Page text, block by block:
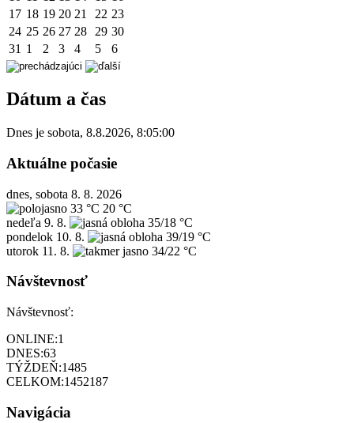
17 18 19 20 21 22 23
24 25 26 27 28 29 30
31 1 2 3 4 5 6
Dátum a čas
Dnes je sobota, 8.8.2026, 8:05:00
Aktuálne počasie
dnes, sobota 8. 8. 2026
33 °C 20 °C
nedeľa 9. 8.
35/18 °C
pondelok 10. 8.
39/19 °C
utorok 11. 8. 34/22 °C
Návštevnosť
Návštevnosť:
ONLINE:1
DNES:63
TÝŽDEŇ:1485
CELKOM:1452187
Navigácia